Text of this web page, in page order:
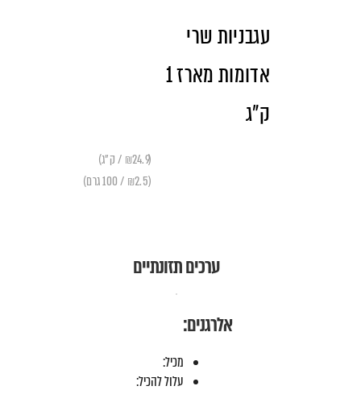
עגבניות שרי
אדומות מארז 1
ק"ג
(₪24.9 / ק"ג)
(₪2.5 / 100 גרם)
ערכים תזונתיים
אלרגנים:
מכיל:
עלול להכיל: